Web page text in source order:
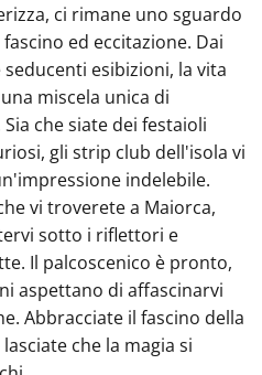
ci rimane uno sguardo
ed eccitazione. Dai
esibizioni, la vita
miscela unica di
che siate dei festaioli
gli strip club dell'isola vi
indelebile.
vi troverete a Maiorca,
sotto i riflettori e
Il palcoscenico è pronto,
aspettano di affascinarvi
Abbracciate il fascino della
che la magia si